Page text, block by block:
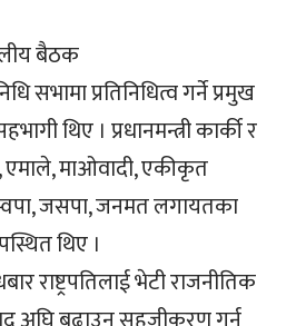
बैठक
सभामा प्रतिनिधित्व गर्ने प्रमुख
थिए । प्रधानमन्त्री कार्की र
एमाले, माओवादी, एकीकृत
जसपा, जनमत लगायतका
थिए ।
राष्ट्रपतिलाई भेटी राजनीतिक